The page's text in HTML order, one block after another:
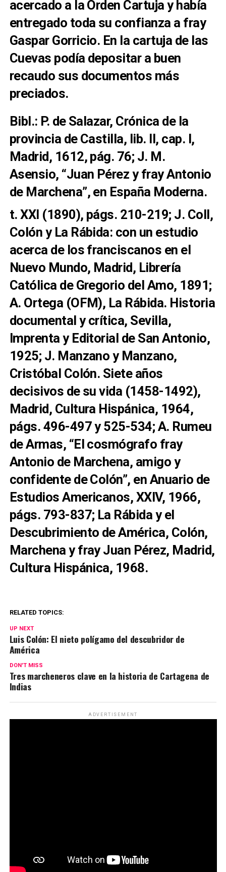
acercado a la Orden Cartuja y había
entregado toda su confianza a fray
Gaspar Gorricio. En la cartuja de las
Cuevas podía depositar a buen
recaudo sus documentos más
preciados.
Bibl.: P. de Salazar, Crónica de la
provincia de Castilla, lib. II, cap. I,
Madrid, 1612, pág. 76; J. M.
Asensio, “Juan Pérez y fray Antonio
de Marchena”, en España Moderna.
t. XXI (1890), págs. 210-219; J. Coll,
Colón y La Rábida: con un estudio
acerca de los franciscanos en el
Nuevo Mundo, Madrid, Librería
Católica de Gregorio del Amo, 1891;
A. Ortega (OFM), La Rábida. Historia
documental y crítica, Sevilla,
Imprenta y Editorial de San Antonio,
1925; J. Manzano y Manzano,
Cristóbal Colón. Siete años
decisivos de su vida (1458-1492),
Madrid, Cultura Hispánica, 1964,
págs. 496-497 y 525-534; A. Rumeu
de Armas, “El cosmógrafo fray
Antonio de Marchena, amigo y
confidente de Colón”, en Anuario de
Estudios Americanos, XXIV, 1966,
págs. 793-837; La Rábida y el
Descubrimiento de América, Colón,
Marchena y fray Juan Pérez, Madrid,
Cultura Hispánica, 1968.
RELATED TOPICS:
UP NEXT
Luis Colón: El nieto polígamo del descubridor de
América
DON'T MISS
Tres marcheneros clave en la historia de Cartagena de
Indias
ADVERTISEMENT